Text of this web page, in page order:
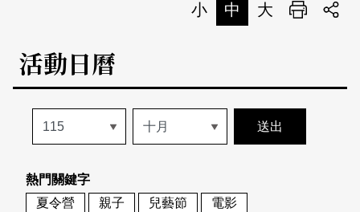
本期專題
歷史專題
活動特區
活動列表
地圖搜尋
關於我們
關於我們
會員基本資料
小 中 大 列印
活動日曆
熱門關鍵字
夏令營
親子 兒藝節
電影